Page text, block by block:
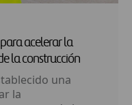
acelerar la
la construcción
una
la